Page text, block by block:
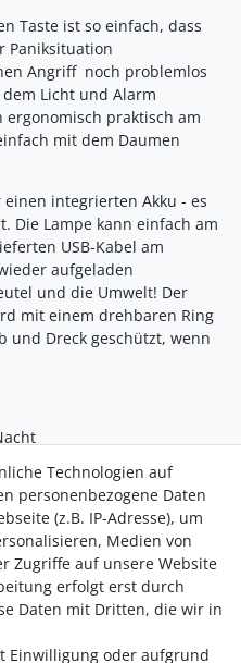
Taste ist so einfach, dass

Angriff  noch problemlos
Licht und Alarm
praktisch am
mit dem Daumen
integrierten Akku - es
Die Lampe kann einfach am
USB-Kabel am
aufgeladen
und die Umwelt! Der
mit einem drehbaren Ring
und Dreck geschützt, wenn
LED-Lampe mit 300lm
einen ca. 120dB lauten
Heimweg im Dunkeln
Batterien benötigt
Technologien auf
personenbezogene Daten
(z.B. IP-Adresse), um
Medien von
Zugriffe auf unsere Website
erfolgt erst durch
Daten mit Dritten, die wir in
Einwilligung oder aufgrund